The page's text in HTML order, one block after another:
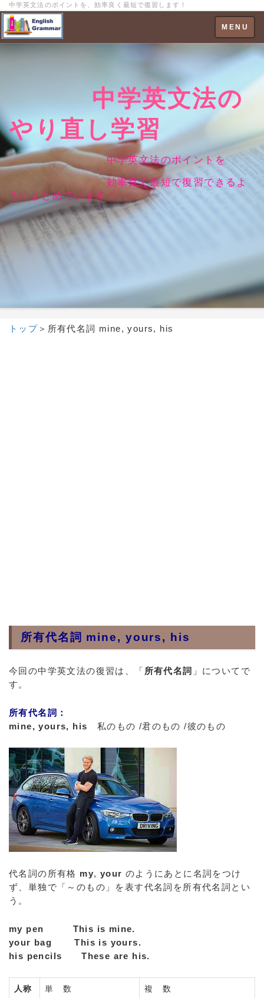
中学英文法のポイントを、効率良く最短で復習します！
Toggle
navigation
MENU
中学英文法の
やり直し学習
中学英文法のポイントを
効率良く最短で復習できるよ
うにまとめています！
トップ＞ 所有代名詞 mine, yours, his
所有代名詞 mine, yours, his
今回の中学英文法の復習は、「 所有代名詞 」についてで
す。
所有代名詞：
mine, yours, his 私のもの /君のもの /彼のもの
代名詞の所有格 my, your のようにあとに名詞をつけ
ず、単独で「～のもの」を表す代名詞を所有代名詞とい
う。
my pen
This is mine.
your bag
This is yours.
his pencils
These are his.
人称 単 数 複 数